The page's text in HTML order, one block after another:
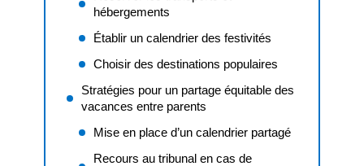
hébergements
Établir un calendrier des festivités
Choisir des destinations populaires
Stratégies pour un partage équitable des
vacances entre parents
Mise en place d’un calendrier partagé
Recours au tribunal en cas de